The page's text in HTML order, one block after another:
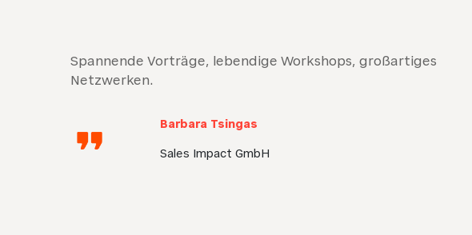
Spannende Vorträge, lebendige Workshops, großartiges
Netzwerken.
Barbara Tsingas
Sales Impact GmbH